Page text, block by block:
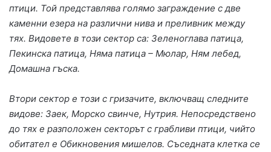
птици. Той представлява голямо заграждение с две
каменни езера на различни нива и преливник между
тях. Видовете в този сектор са: Зеленоглава патица,
Пекинска патица, Няма патица – Мюлар, Ням лебед,
Домашна гъска.
Втори сектор е този с гризачите, включващ следните
видове: Заек, Морско свинче, Нутрия. Непосредствено
до тях е разположен секторът с грабливи птици, чийто
обитател e Обикновения мишелов. Съседната клетка се